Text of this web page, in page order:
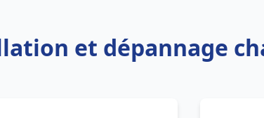
et dépannage